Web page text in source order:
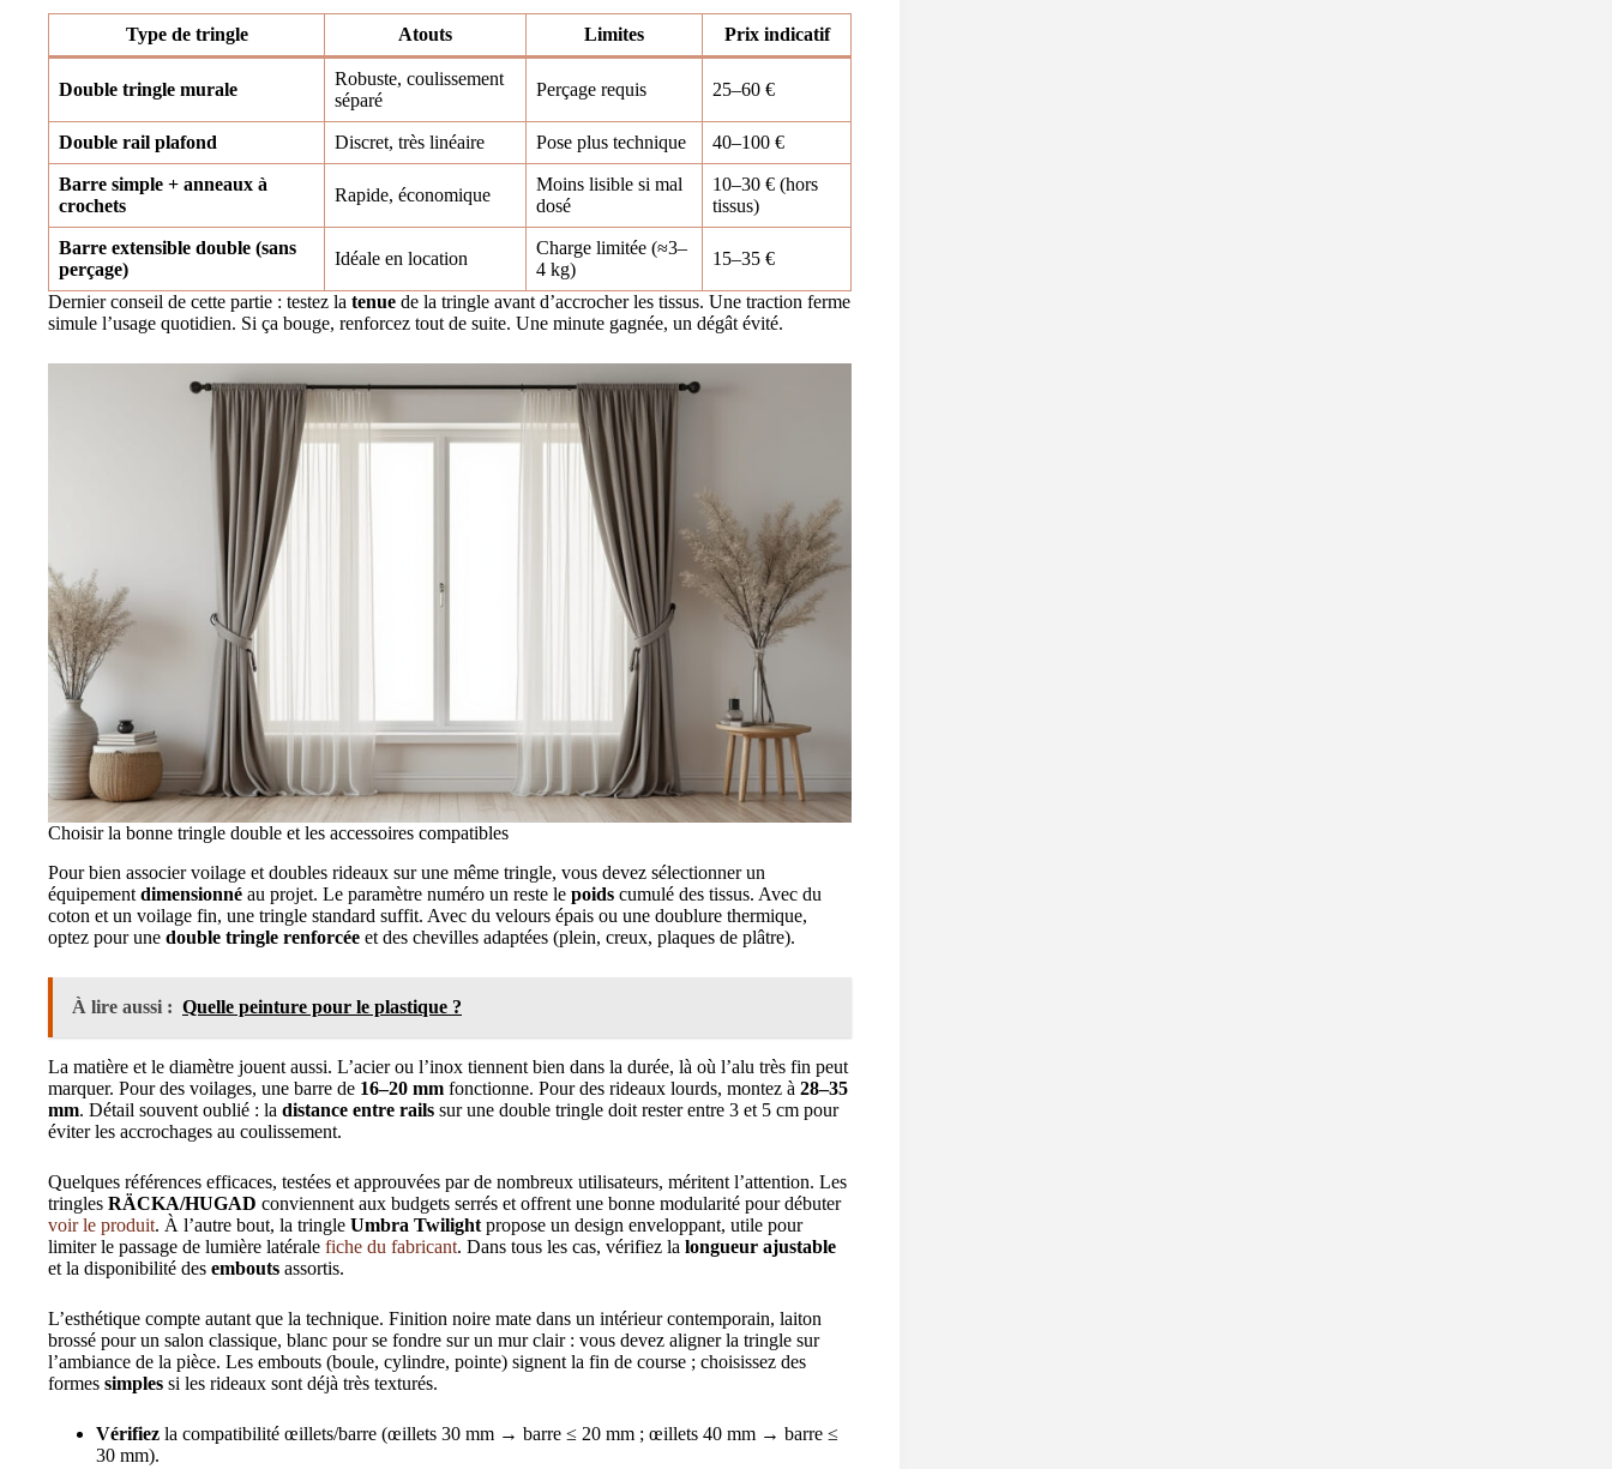
Type de tringle Atouts Limites Prix indicatif
Double tringle murale
Robuste, coulissement
séparé
Perçage requis 25–60 €
Double rail plafond Discret, très linéaire Pose plus technique 40–100 €
Barre simple + anneaux à
crochets
Rapide, économique
Moins lisible si mal
dosé
10–30 € (hors
tissus)
Barre extensible double (sans
perçage)
Idéale en location
Charge limitée (≈3–
4 kg)
15–35 €
Dernier conseil de cette partie : testez la tenue de la tringle avant d’accrocher les tissus. Une traction ferme
simule l’usage quotidien. Si ça bouge, renforcez tout de suite. Une minute gagnée, un dégât évité.
Choisir la bonne tringle double et les accessoires compatibles
Pour bien associer voilage et doubles rideaux sur une même tringle, vous devez sélectionner un
équipement dimensionné au projet. Le paramètre numéro un reste le poids cumulé des tissus. Avec du
coton et un voilage fin, une tringle standard suffit. Avec du velours épais ou une doublure thermique,
optez pour une double tringle renforcée et des chevilles adaptées (plein, creux, plaques de plâtre).
À lire aussi : Quelle peinture pour le plastique ?
La matière et le diamètre jouent aussi. L’acier ou l’inox tiennent bien dans la durée, là où l’alu très fin peut
marquer. Pour des voilages, une barre de 16–20 mm fonctionne. Pour des rideaux lourds, montez à 28–35
mm. Détail souvent oublié : la distance entre rails sur une double tringle doit rester entre 3 et 5 cm pour
éviter les accrochages au coulissement.
Quelques références efficaces, testées et approuvées par de nombreux utilisateurs, méritent l’attention. Les
tringles RÄCKA/HUGAD conviennent aux budgets serrés et offrent une bonne modularité pour débuter
voir le produit. À l’autre bout, la tringle Umbra Twilight propose un design enveloppant, utile pour
limiter le passage de lumière latérale fiche du fabricant. Dans tous les cas, vérifiez la longueur ajustable
et la disponibilité des embouts assortis.
L’esthétique compte autant que la technique. Finition noire mate dans un intérieur contemporain, laiton
brossé pour un salon classique, blanc pour se fondre sur un mur clair : vous devez aligner la tringle sur
l’ambiance de la pièce. Les embouts (boule, cylindre, pointe) signent la fin de course ; choisissez des
formes simples si les rideaux sont déjà très texturés.
Vérifiez la compatibilité œillets/barre (œillets 30 mm → barre ≤ 20 mm ; œillets 40 mm → barre ≤
30 mm).